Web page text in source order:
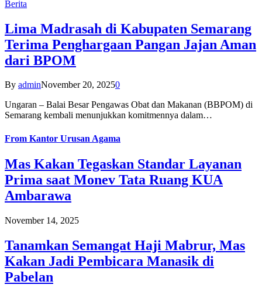
Berita
Lima Madrasah di Kabupaten Semarang
Terima Penghargaan Pangan Jajan Aman
dari BPOM
By adminNovember 20, 20250
Ungaran – Balai Besar Pengawas Obat dan Makanan (BBPOM) di
Semarang kembali menunjukkan komitmennya dalam…
From Kantor Urusan Agama
Mas Kakan Tegaskan Standar Layanan
Prima saat Monev Tata Ruang KUA
Ambarawa
November 14, 2025
Tanamkan Semangat Haji Mabrur, Mas
Kakan Jadi Pembicara Manasik di
Pabelan